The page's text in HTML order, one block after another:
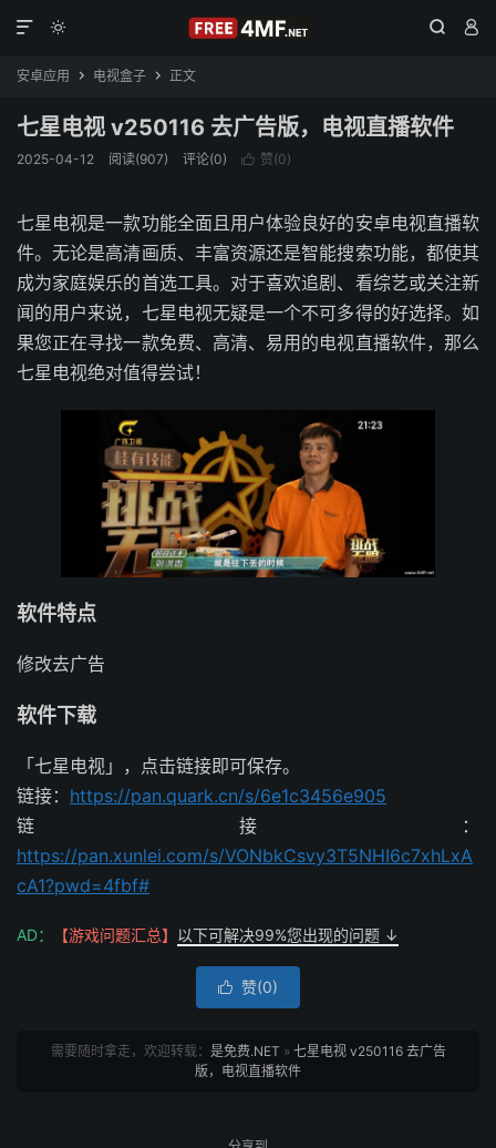
  

安卓应用  电视盒子  正文
七星电视 v250116 去广告版，电视直播软件
2025-04-12 阅读(907) 评论(0)  赞(0)
七星电视是一款功能全面且用户体验良好的安卓电视直播软
件。无论是高清画质、丰富资源还是智能搜索功能，都使其
成为家庭娱乐的首选工具。对于喜欢追剧、看综艺或关注新
闻的用户来说，七星电视无疑是一个不可多得的好选择。如
果您正在寻找一款免费、高清、易用的电视直播软件，那么
七星电视绝对值得尝试！
软件特点
修改去广告
软件下载
「七星电视」，点击链接即可保存。
链接： https://pan.quark.cn/s/6e1c3456e905
链接：
https://pan.xunlei.com/s/VONbkCsvy3T5NHI6c7xhLxA
cA1?pwd=4fbf#
AD： 【游戏问题汇总】 以下可解决99%您出现的问题 ↓
 赞(0)
需要随时拿走，欢迎转载： 是免费.NET » 七星电视 v250116 去广告
版，电视直播软件